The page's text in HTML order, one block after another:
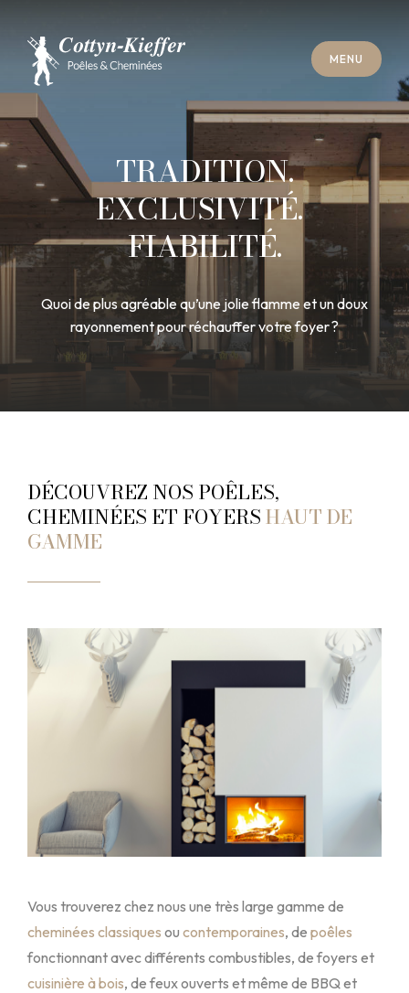
MENU
MENU
VOUS RAMONAGE
OUS RAMONAGE
F
RME R
TRADITION.
EXCLUSIVITÉ.
Quoi de plus agréable qu’une jolie flamme et un doux
rayonnement pour réchauffer votre foyer ?
FIABILITÉ.
DÉCOUVREZ NOS POÊLES,
CHEMINÉES ET FOYERSHAUT DE
GAMME
Vous trouverez chez nous une très large gamme de
cheminées classiques ou contemporaines, de poêles
fonctionnant avec différents combustibles, de foyers et
cuisinière à bois, de feux ouverts et même de BBQ et